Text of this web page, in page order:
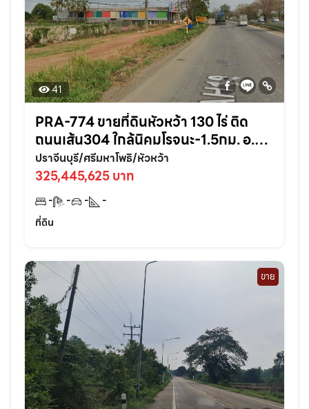
41
PRA-774 ขายที่ดินหัวหว้า 130 ไร่ ติด
ถนนเส้น304 ใกล้นิคมโรจนะ-1.5กม. อ.ศรี
มหาโพธิ ปราจีนบุรี
ปราจีนบุรี/ศรีมหาโพธิ/หัวหว้า
325,445,625 บาท
- - -
-
ที่ดิน
ขาย